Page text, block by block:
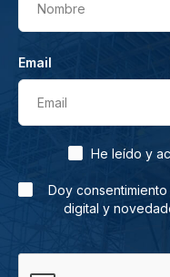
Nombre
Email
Email
He leído y
Doy
digital y